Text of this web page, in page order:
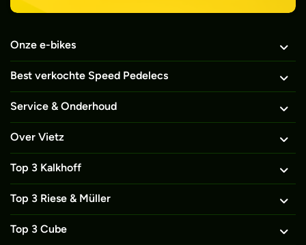
Onze e-bikes
Best verkochte Speed Pedelecs
Service & Onderhoud
Over Vietz
Top 3 Kalkhoff
Top 3 Riese & Müller
Top 3 Cube